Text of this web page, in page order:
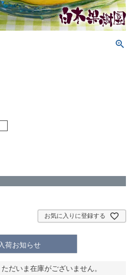
お気に入りに登録する
荷お知らせ
だいま在庫がございません。